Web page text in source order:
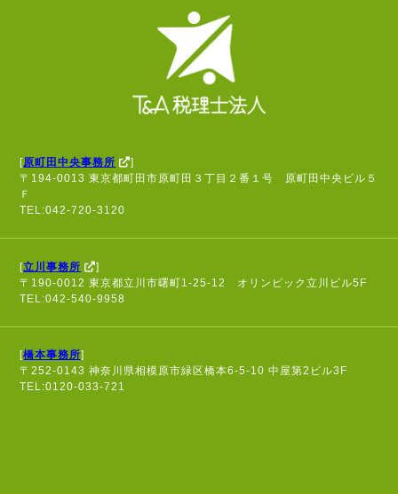
[原町田中央事務所
]
〒194-0013 東京都町田市原町田３丁目２番１号 原町田中央ビル５
Ｆ
TEL:042-720-3120
[立川事務所
]
〒190-0012 東京都立川市曙町1-25-12 オリンピック立川ビル5F
TEL:042-540-9958
[橋本事務所]
〒252-0143 神奈川県相模原市緑区橋本6-5-10 中屋第2ビル3F
TEL:0120-033-721